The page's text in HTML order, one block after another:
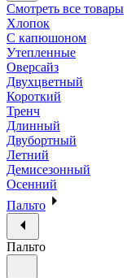
Смотреть все товары
Хлопок
С капюшоном
Утепленные
Оверсайз
Двухцветный
Короткий
Тренч
Длинный
Двубортный
Летний
Демисезонный
Осенний
Пальто
Пальто